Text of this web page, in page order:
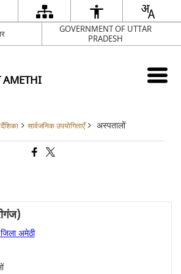
GOVERNMENT OF UTTAR
PRADESH
AMETHI
सार्वजनिक उपयोगिताएँ अस्पतालों
अमेठी